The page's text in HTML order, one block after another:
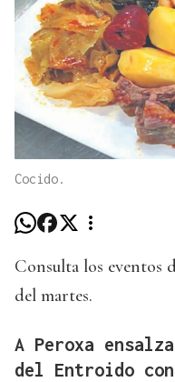
Cocido.
Consulta los eventos
del martes.
A Peroxa
del Entroido